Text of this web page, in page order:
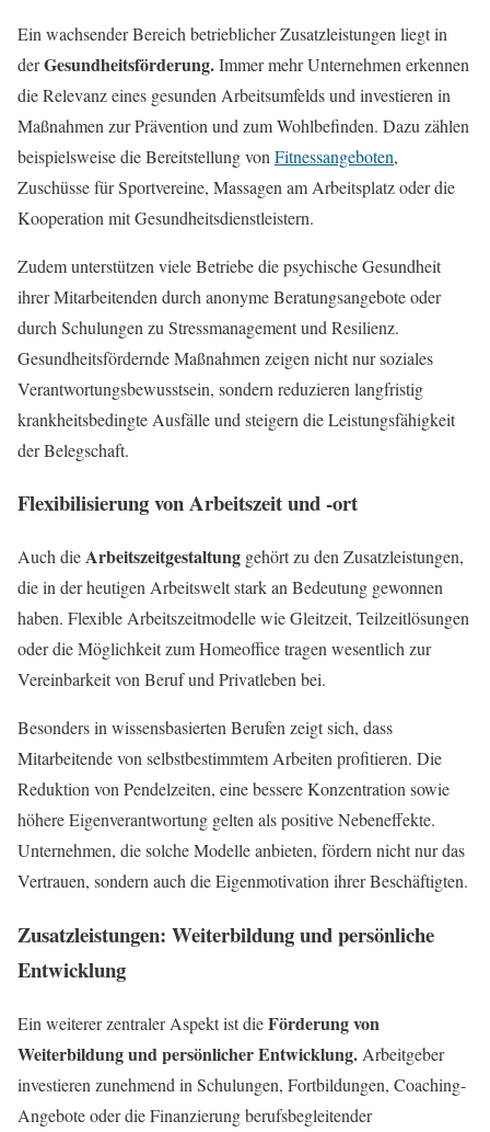
Ein wachsender Bereich betrieblicher Zusatzleistungen liegt in
derGesundheitsförderung.Immer mehr Unternehmen erkennen
die Relevanz eines gesunden Arbeitsumfelds und investieren in
Maßnahmen zur Prävention und zum Wohlbefinden. Dazu zählen
beispielsweise die Bereitstellung von Fitnessangeboten,
Zuschüsse für Sportvereine, Massagen am Arbeitsplatz oder die
Kooperation mit Gesundheitsdienstleistern.
Zudem unterstützen viele Betriebe die psychische Gesundheit
ihrer Mitarbeitenden durch anonyme Beratungsangebote oder
durch Schulungen zu Stressmanagement und Resilienz.
Gesundheitsfördernde Maßnahmen zeigen nicht nur soziales
Verantwortungsbewusstsein, sondern reduzieren langfristig
krankheitsbedingte Ausfälle und steigern die Leistungsfähigkeit
der Belegschaft.
Flexibilisierung von Arbeitszeit und -ort
Auch dieArbeitszeitgestaltung gehört zu den Zusatzleistungen,
die in der heutigen Arbeitswelt stark an Bedeutung gewonnen
haben. Flexible Arbeitszeitmodelle wie Gleitzeit, Teilzeitlösungen
oder die Möglichkeit zum Homeoffice tragen wesentlich zur
Vereinbarkeit von Beruf und Privatleben bei.
Besonders in wissensbasierten Berufen zeigt sich, dass
Mitarbeitende von selbstbestimmtem Arbeiten profitieren. Die
Reduktion von Pendelzeiten, eine bessere Konzentration sowie
höhere Eigenverantwortung gelten als positive Nebeneffekte.
Unternehmen, die solche Modelle anbieten, fördern nicht nur das
Vertrauen, sondern auch die Eigenmotivation ihrer Beschäftigten.
Zusatzleistungen: Weiterbildung und persönliche
Entwicklung
Ein weiterer zentraler Aspekt ist dieFörderung von
Weiterbildung und persönlicher Entwicklung. Arbeitgeber
investieren zunehmend in Schulungen, Fortbildungen, Coaching-
Angebote oder die Finanzierung berufsbegleitender